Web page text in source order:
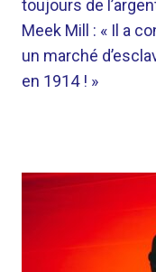
toujours de
Meek Mill : « Il a
un marché
en 1914 ! »